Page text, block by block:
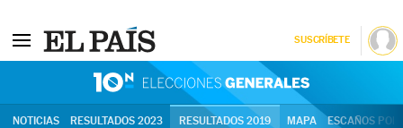
SUSCRÍBETE
NOTICIAS RESULTADOS 2023 RESULTADOS 2019 MAPA ESCAÑOS